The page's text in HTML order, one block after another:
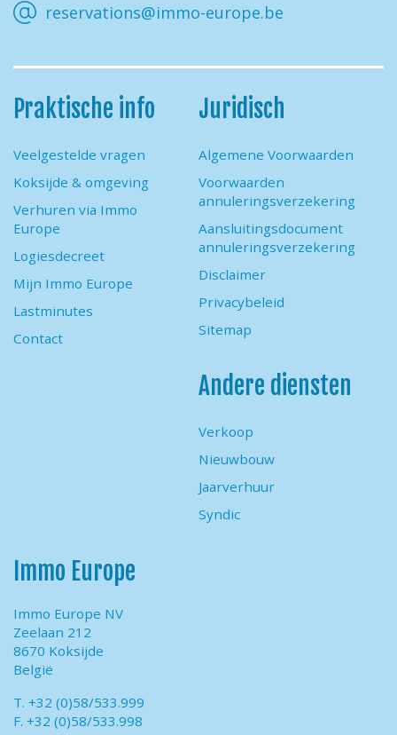
reservations@immo-europe.be
Praktische info
Veelgestelde vragen
Koksijde & omgeving
Verhuren via Immo
Europe
Logiesdecreet
Mijn Immo Europe
Lastminutes
Contact
Juridisch
Algemene Voorwaarden
Voorwaarden
annuleringsverzekering
Aansluitingsdocument
annuleringsverzekering
Disclaimer
Privacybeleid
Sitemap
Andere diensten
Verkoop
Nieuwbouw
Jaarverhuur
Syndic
Immo Europe
Immo Europe NV
Zeelaan 212
8670 Koksijde
België
T. +32 (0)58/533.999
F. +32 (0)58/533.998